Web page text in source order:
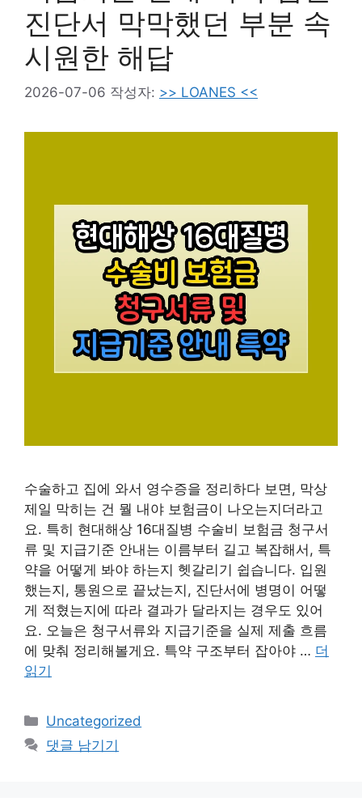
진단서 막막했던 부분 속
시원한 해답
2026-07-06 작성자: >> LOANES <<
수술하고 집에 와서 영수증을 정리하다 보면, 막상
제일 막히는 건 뭘 내야 보험금이 나오는지더라고
요. 특히 현대해상 16대질병 수술비 보험금 청구서
류 및 지급기준 안내는 이름부터 길고 복잡해서, 특
약을 어떻게 봐야 하는지 헷갈리기 쉽습니다. 입원
했는지, 통원으로 끝났는지, 진단서에 병명이 어떻
게 적혔는지에 따라 결과가 달라지는 경우도 있어
요. 오늘은 청구서류와 지급기준을 실제 제출 흐름
에 맞춰 정리해볼게요. 특약 구조부터 잡아야 … 더
읽기
카
테
Uncategorized
댓글 남기기